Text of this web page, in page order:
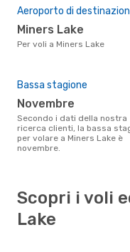
Aeroporto di
Miners Lake
Per voli a Miners Lake
Bassa stagione
novembre
Secondo i dati della nostra
ricerca clienti, la bassa
per volare a Miners Lake è
novembre.
Scopri i voli
Lake